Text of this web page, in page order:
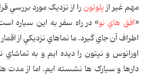
مهم غير ازپلوتونرا از نزديک مورد بررسي
«افق هاي نو
اطراف آن جاي گيرد. ما نماهاي نزديکي از
اورانوس و نپتون را ديده ايم و به تماشاي
دارها و سيارک ها نشسته ايم. اما از مدت